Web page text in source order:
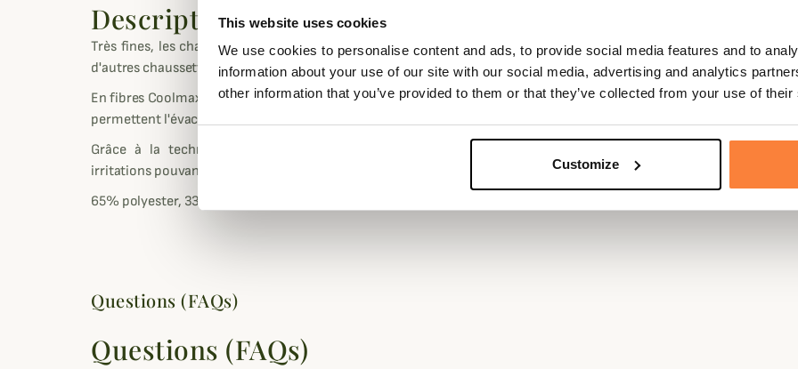
This website uses cookies
We use cookies to personalise content and ads, to provide social media features and to
information about your use of our site with our social media, advertising and analytics
other information that you’ve provided to them or that they’ve collected from your use of
Customize
Description
Très fines, les chaussettes doublures Coolmax II peuvent se porter seules ou sous
d'autres chaussettes.
En fibres Coolmax, elles assurent une bonne régulation de la température du pied et
permettent l'évacuation de la transpiration.
Grâce à la technologie Nanoglide, vos pieds sont protéger des ampoules et
irritations pouvant etre engendré par le frottement de la chaussettes sur la peau.
65% polyester, 33% polyamide, 2% élasthanne.
Genre Homme
Questions (FAQs)
Questions (FAQs)